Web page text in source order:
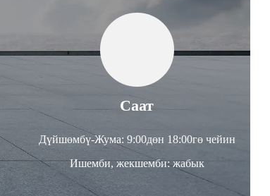
Саат
Дүйшөмбү-Жума: 9:00дөн 18:00гө чейин
Ишемби, жекшемби: жабык